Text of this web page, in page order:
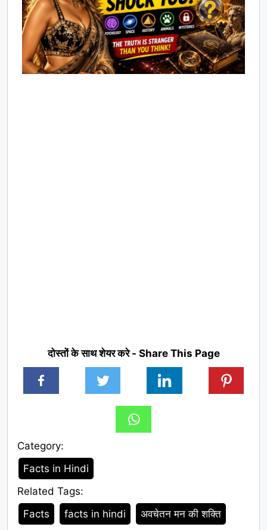
दोस्तों के साथ शेयर करे - Share This Page
Category:
Category
Facts in Hindi
Related Tags:
Tags
Facts facts in hindi अवचेतन मन की शक्ति